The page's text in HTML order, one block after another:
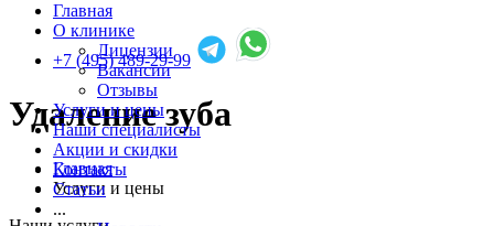
Главная
О клинике
Лицензии
Вакансии
Отзывы
Услуги и цены
Наши специалисты
Акции и скидки
Контакты
Статьи
...
+7 (495) 489-29-99
Удаление зуба
Главная
Услуги и цены